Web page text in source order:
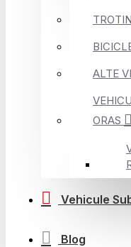
ALTE
ORAS
Vehicule
Blog